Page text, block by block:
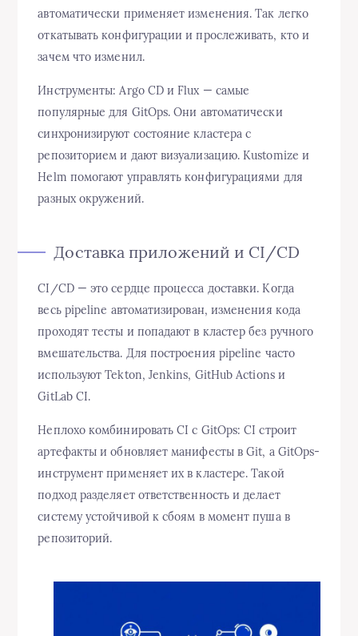
автоматически применяет изменения. Так легко
откатывать конфигурации и прослеживать, кто и
зачем что изменил.
Инструменты: Argo CD и Flux — самые
популярные для GitOps. Они автоматически
синхронизируют состояние кластера с
репозиторием и дают визуализацию. Kustomize и
Helm помогают управлять конфигурациями для
разных окружений.
Доставка приложений и CI/CD
CI/CD — это сердце процесса доставки. Когда
весь pipeline автоматизирован, изменения кода
проходят тесты и попадают в кластер без ручного
вмешательства. Для построения pipeline часто
используют Tekton, Jenkins, GitHub Actions и
GitLab CI.
Неплохо комбинировать CI с GitOps: CI строит
артефакты и обновляет манифесты в Git, а GitOps-
инструмент применяет их в кластере. Такой
подход разделяет ответственность и делает
систему устойчивой к сбоям в момент пуша в
репозиторий.